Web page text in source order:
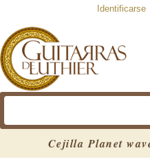
Identificarse
Cejilla Planet